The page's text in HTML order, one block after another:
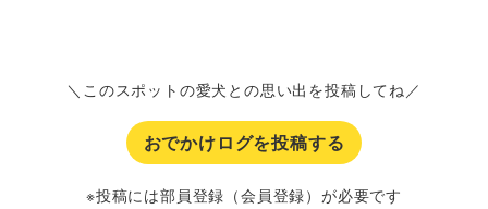
＼このスポットの愛犬との思い出を投稿してね／
おでかけログを投稿する
※投稿には部員登録（会員登録）が必要です